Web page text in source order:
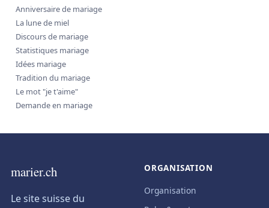
Anniversaire de mariage
La lune de miel
Discours de mariage
Statistiques mariage
Idées mariage
Tradition du mariage
Le mot "je t'aime"
Demande en mariage
marier.ch
Le site suisse du
ORGANISATION
Organisation